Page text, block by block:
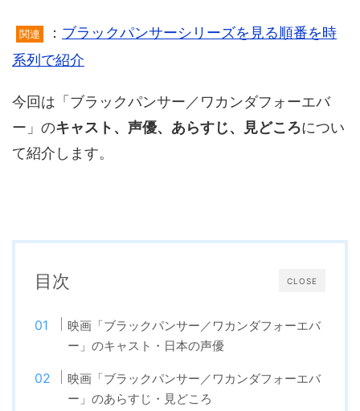
関連 ： ブラックパンサーシリーズを見る順番を時
系列で紹介
今回は「ブラックパンサー／ワカンダフォーエバ
ー」のキャスト、声優、あらすじ、見どころについ
て紹介します。
CLOSE
目次
映画「ブラックパンサー／ワカンダフォーエバ
ー」のキャスト・日本の声優
映画「ブラックパンサー／ワカンダフォーエバ
ー」のあらすじ・見どころ